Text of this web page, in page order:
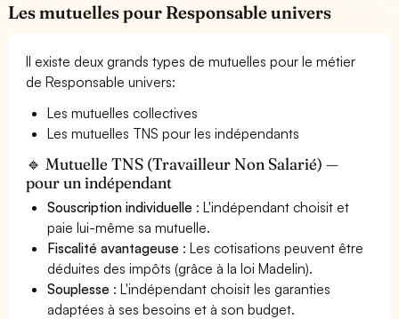
Les mutuelles pour Responsable univers
Il existe deux grands types de mutuelles pour le métier
de Responsable univers:
Les mutuelles collectives
Les mutuelles TNS pour les indépendants
🔹 Mutuelle TNS (Travailleur Non Salarié) —
pour un indépendant
Souscription individuelle : L'indépendant choisit et
paie lui-même sa mutuelle.
Fiscalité avantageuse : Les cotisations peuvent être
déduites des impôts (grâce à la loi Madelin).
Souplesse : L'indépendant choisit les garanties
adaptées à ses besoins et à son budget.